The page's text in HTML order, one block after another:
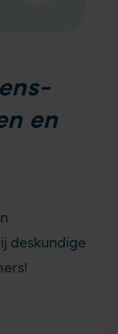
en
deskundige
!